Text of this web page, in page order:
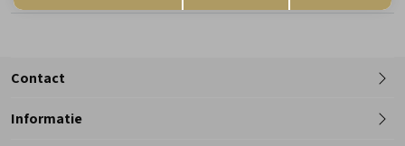
Contact
Informatie